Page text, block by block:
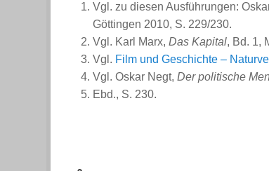
Vgl. zu diesen Ausführungen:
Göttingen 2010, S. 229/230.
Vgl. Karl Marx, Das Kapital, Bd. 1,
Vgl. Film und Geschichte –
Vgl. Oskar Negt, Der politische
Ebd., S. 230.